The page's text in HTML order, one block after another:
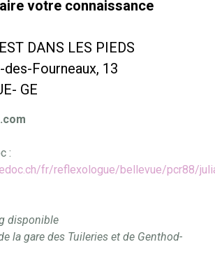
votre connaissance
DANS LES PIEDS
des-Fourneaux, 13
GE
:
fr/reflexologue/bellevue/pcr88/
disponible
la gare des Tuileries et de Genthod-